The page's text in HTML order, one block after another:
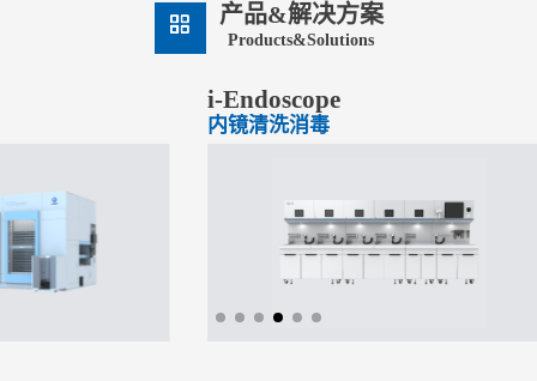
 产品&解决方案
Products&Solutions
i-Endoscope
内镜清洗消毒